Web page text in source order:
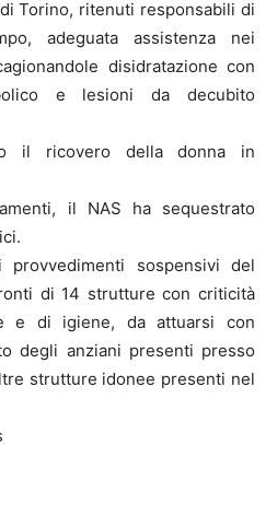
Torino, ritenuti responsabili di
adeguata assistenza nei
disidratazione con
e lesioni da decubito
il ricovero della donna in
il NAS ha sequestrato
provvedimenti sospensivi del
di 14 strutture con criticità
e di igiene, da attuarsi con
degli anziani presenti presso
strutture idonee presenti nel